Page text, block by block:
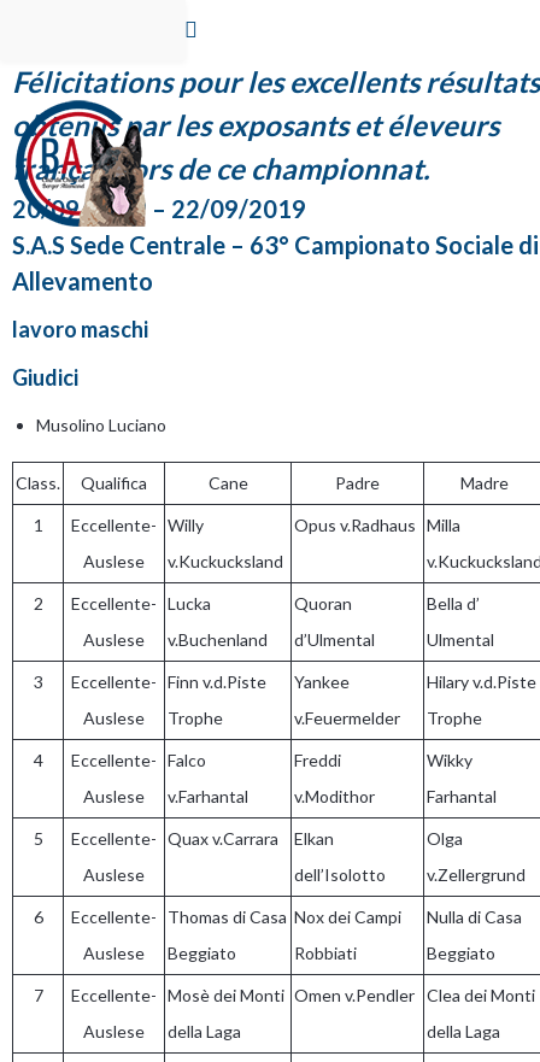
Félicitations pour les excellents résultats
obtenus par les exposants et éleveurs
français lors de ce championnat.
20/09/2019 – 22/09/2019
S.A.S Sede Centrale – 63° Campionato Sociale di
Allevamento
lavoro maschi
Giudici
Musolino Luciano
Class. Qualifica Cane Padre Madre
1
Eccellente-
Auslese
Willy
v.Kuckucksland
Opus v.Radhaus Milla
2
Eccellente-
Auslese
Lucka
v.Buchenland
Quoran
d’Ulmental
Bella d’
Ulmental
3
Eccellente-
Auslese
Finn v.d.Piste
Trophe
Yankee
v.Feuermelder
Hilary v.d.Piste
Trophe
4
Eccellente-
Auslese
Falco
v.Farhantal
Freddi
v.Modithor
Wikky
Farhantal
5
Eccellente-
Auslese
Quax v.Carrara
Elkan
dell’Isolotto
Olga
v.Zellergrund
6
Eccellente-
Auslese
Thomas di Casa
Beggiato
Nox dei Campi
Robbiati
Nulla di Casa
Beggiato
7
Eccellente-
Auslese
Mosè dei Monti
della Laga
Omen v.Pendler Clea dei Monti
della Laga